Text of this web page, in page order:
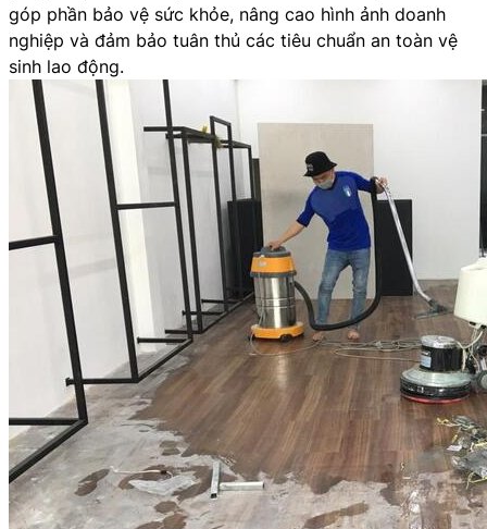
góp phần bảo vệ sức khỏe, nâng cao hình ảnh doanh
nghiệp và đảm bảo tuân thủ các tiêu chuẩn an toàn vệ
sinh lao động.